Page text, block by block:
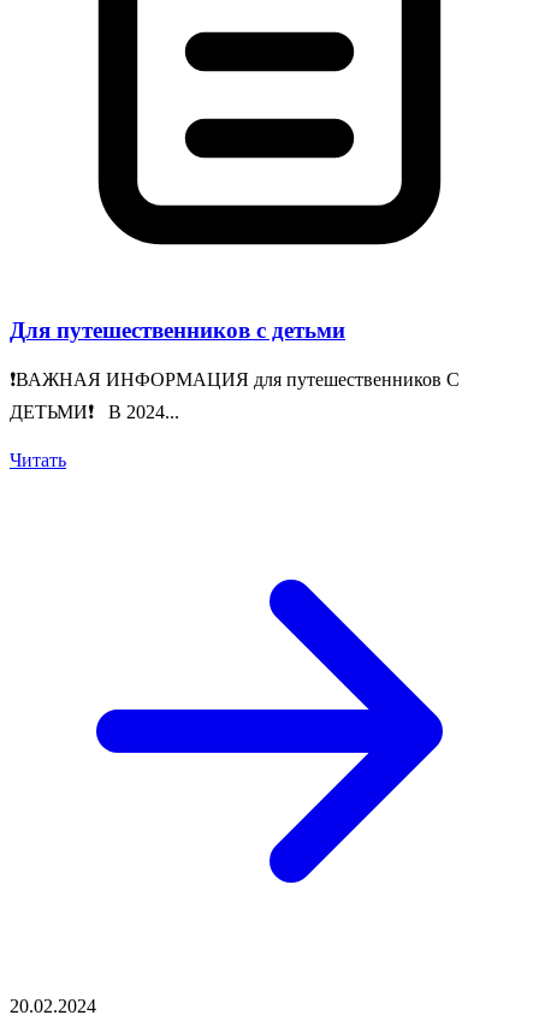
Для путешественников с детьми
❗️ВАЖНАЯ ИНФОРМАЦИЯ для путешественников С
ДЕТЬМИ❗️ В 2024...
Читать
20.02.2024